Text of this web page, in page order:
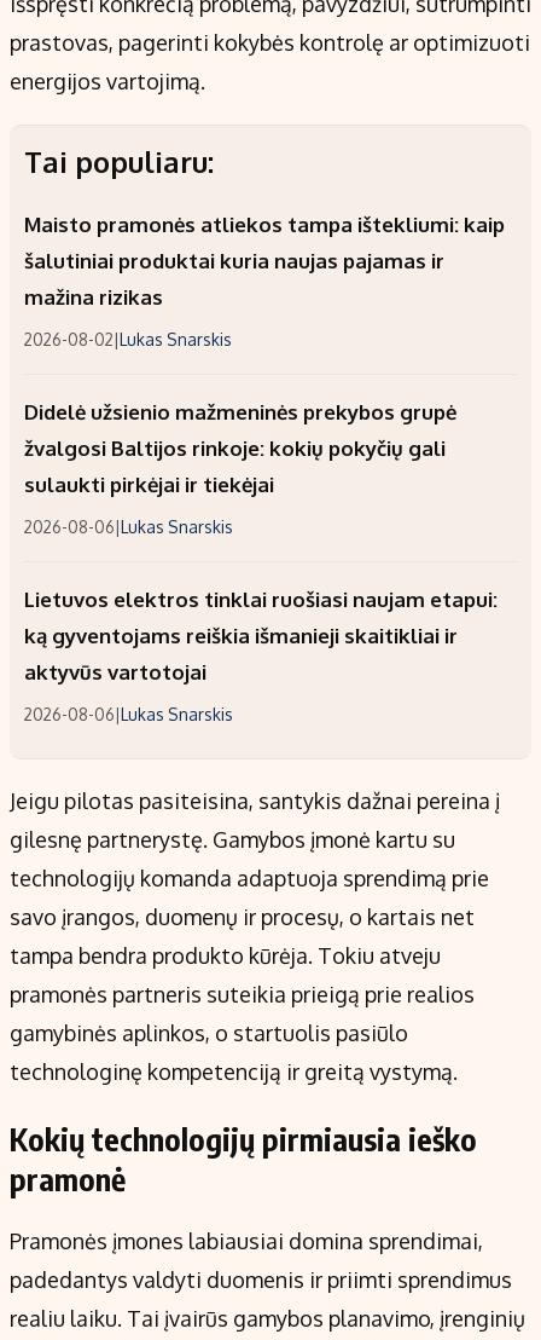
prastovas, pagerinti kokybės kontrolę ar optimizuoti
energijos vartojimą.
Tai populiaru:
Maisto pramonės atliekos tampa ištekliumi: kaip
šalutiniai produktai kuria naujas pajamas ir
mažina rizikas
2026-08-02 Lukas Snarskis
Didelė užsienio mažmeninės prekybos grupė
žvalgosi Baltijos rinkoje: kokių pokyčių gali
sulaukti pirkėjai ir tiekėjai
2026-08-06 Lukas Snarskis
Lietuvos elektros tinklai ruošiasi naujam etapui:
ką gyventojams reiškia išmanieji skaitikliai ir
aktyvūs vartotojai
2026-08-06 Lukas Snarskis
Jeigu pilotas pasiteisina, santykis dažnai pereina į
gilesnę partnerystę. Gamybos įmonė kartu su
technologijų komanda adaptuoja sprendimą prie
savo įrangos, duomenų ir procesų, o kartais net
tampa bendra produkto kūrėja. Tokiu atveju
pramonės partneris suteikia prieigą prie realios
gamybinės aplinkos, o startuolis pasiūlo
technologinę kompetenciją ir greitą vystymą.
Kokių technologijų pirmiausia ieško
pramonė
Pramonės įmones labiausiai domina sprendimai,
padedantys valdyti duomenis ir priimti sprendimus
realiu laiku. Tai įvairūs gamybos planavimo, įrenginių